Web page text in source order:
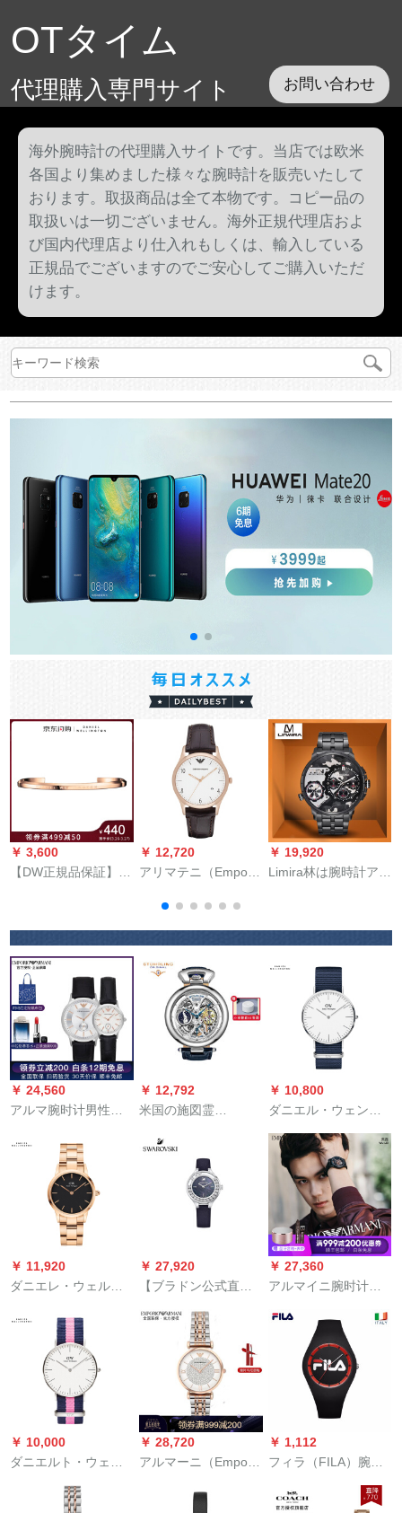
OTタイム
代理購入専門サイト お問い合わせ
海外腕時計の代理購入サイトです。当店では欧米
各国より集めました様々な腕時計を販売いたして
おります。取扱商品は全て本物です。コピー品の
取扱いは一切ございません。海外正規代理店およ
び国内代理店より仕入れもしくは、輸入している
正規品でございますのでご安心してご購入いただ
けます。
￥ 3,600
【DW正規品保証】
ブリストルラックフ
ト男DW 0000 1
￥ 12,720
アリマテニ（Empor
皮質ベルト男性のフ
ルーション
￥ 19,920
Limira林は腕時計アメ
腕時計男女ダブルタ
計時計50メトル防水
LM 682-B.t bank
burack
￥ 24,560
アルマ腕时计男性女
￥ 12,792
米国の施図霊
子时计の日月星相は
全自动で机械表の男
性双时区から空を透
かして男の时计のダ
イヤヤを入れて表の
腕时计を抑止してい
る银の盆の青いベル
￥ 10,800
ダニエル・ウェント
36 mm銀縁白盤ブラ
ルナロン織の超薄女
史クウォー腕時計
（DW 000080）
￥ 11,920
ダニエレ・ウェルリ
llington【张芸兴とモ
デル】新品DW腕时计
女性用32 mmブロッ
ク・デコルゴ・スパ
ルタン女性用腕时计
DW 00100212
￥ 27,920
【ブラドン公式直
LOVLY CRYSTALS
MINI腕時計女性のデ
レーケトでシンプロ
の腕時計ブロック
5242898
￥ 27,360
アルマイニ腕时计男
械式ファックのクレ
ッシック防水カジュ
アルベアール腕时计
の新品パワーAR
6012呉磊同项
￥ 10,000
ダニエルト・ウェル
時計36 mm銀色のナ
￥ 28,720
アルマーニ（Emporo
ジェニGIANNI T-Bフ
￥ 1,112
フィラ（FILA）腕時
計ファ§ンジスポ-ツ
ゼルリ-シリガ-ルウオ